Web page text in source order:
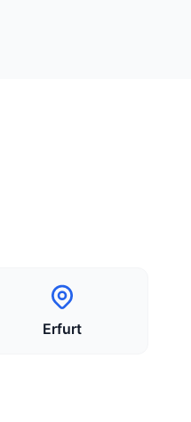
Erfurt